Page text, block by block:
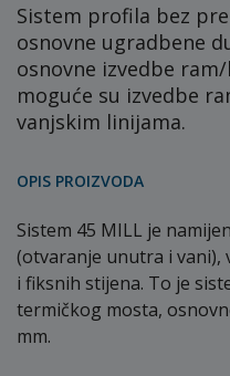
Sistem profila bez
osnovne ugradbene
osnovne izvedbe
moguće su izvedbe
vanjskim linijama.
OPIS PROIZVODA
Sistem 45 MILL je
(otvaranje unutra i vani),
i fiksnih stijena. To je
termičkog mosta,
mm.